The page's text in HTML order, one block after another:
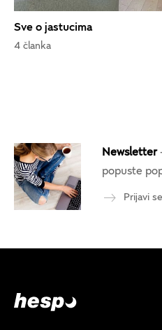
Sve o jastucima
4 članka
Newsletter
popuste
Prijavi